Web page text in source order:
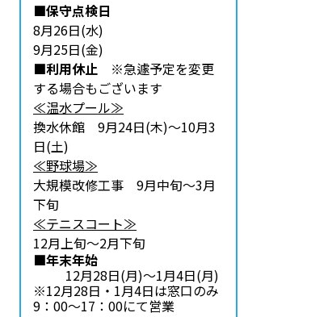
■保守点検日
8月26日(水)
9月25日(金)
■利用休止 ※急遽予定を変更
する場合もございます
≪温水プール≫
換水休館 9月24日(木)～10月3
日(土)
≪野球場≫
大規模改修工事 9月中旬～3月
下旬
≪テニスコート≫
12月上旬～2月下旬
■年末年始
12月28日(月)～1月4日(月)
※12月28日・1月4日は窓口のみ
9：00～17：00にて営業